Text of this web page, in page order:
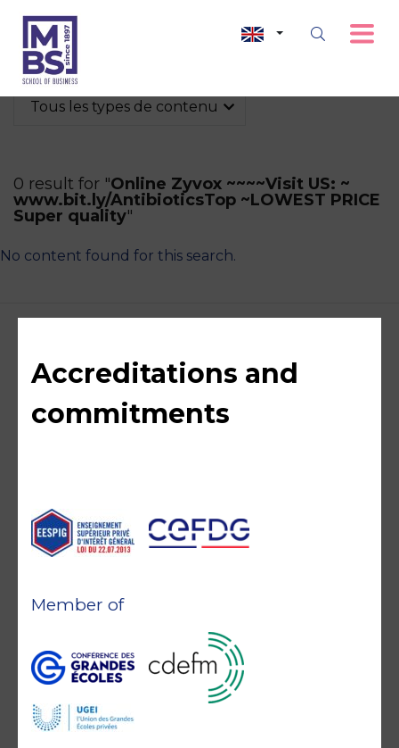
Tous les types de contenu
0 result for "Online Zyvox ~~~~Visit US: ~
www.bit.ly/AntibioticsTop ~LOWEST PRICE
Super quality"
No content found for this search.
Accreditations and
commitments
Member of